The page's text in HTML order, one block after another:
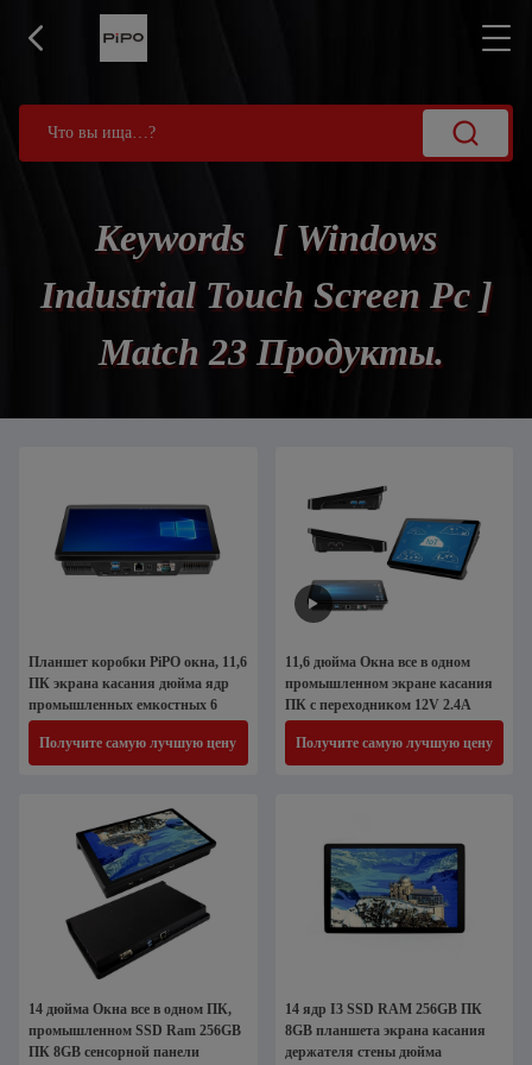
Keywords [ Windows
Industrial Touch Screen Pc ]
Match 23 Продукты.
Планшет коробки PiPO окна, 11,6
ПК экрана касания дюйма ядр
промышленных емкостных 6
Получите самую лучшую цену
11,6 дюйма Окна все в одном
промышленном экране касания
ПК с переходником 12V 2.4A
Получите самую лучшую цену
14 дюйма Окна все в одном ПК,
промышленном SSD Ram 256GB
ПК 8GB сенсорной панели
14 ядр I3 SSD RAM 256GB ПК
8GB планшета экрана касания
держателя стены дюйма